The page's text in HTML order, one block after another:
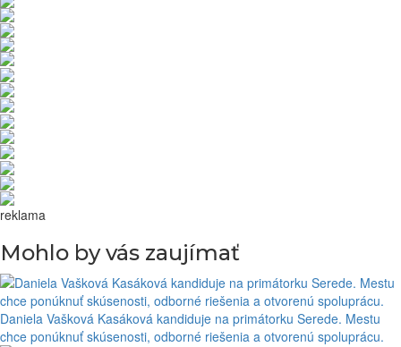
reklama
Mohlo by vás zaujímať
Daniela Vašková Kasáková kandiduje na primátorku Serede. Mestu
chce ponúknuť skúsenosti, odborné riešenia a otvorenú spoluprácu.